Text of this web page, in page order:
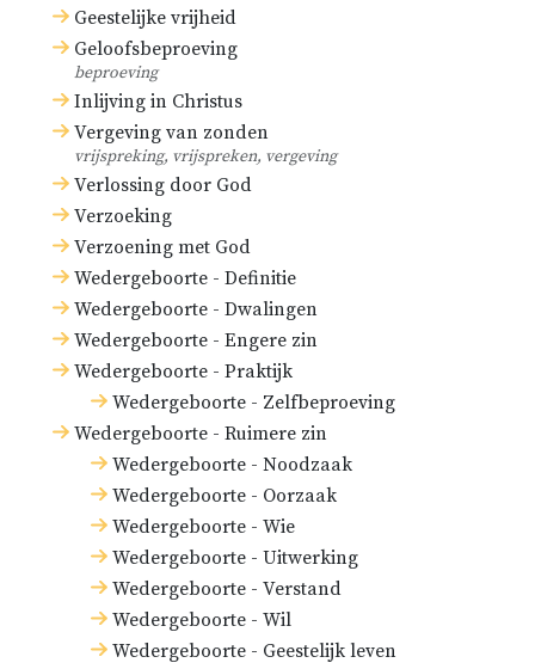
Geestelijke vrijheid
Geloofsbeproeving
beproeving
Inlijving in Christus
Vergeving van zonden
vrijspreking, vrijspreken, vergeving
Verlossing door God
Verzoeking
Verzoening met God
Wedergeboorte - Definitie
Wedergeboorte - Dwalingen
Wedergeboorte - Engere zin
Wedergeboorte - Praktijk
Wedergeboorte - Zelfbeproeving
Wedergeboorte - Ruimere zin
Wedergeboorte - Noodzaak
Wedergeboorte - Oorzaak
Wedergeboorte - Wie
Wedergeboorte - Uitwerking
Wedergeboorte - Verstand
Wedergeboorte - Wil
Wedergeboorte - Geestelijk leven